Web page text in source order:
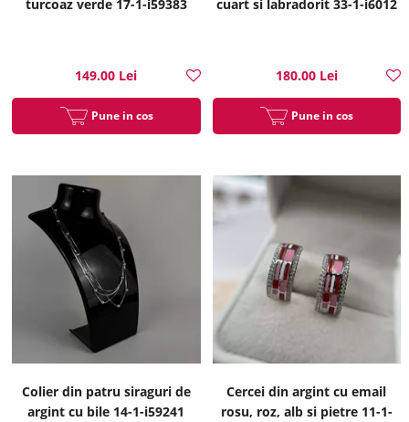
turcoaz verde 17-1-i59383
149.00 Lei
Pune in cos
cuart si labradorit 33-1-i6012
180.00 Lei
Pune in cos
Colier din patru siraguri de
argint cu bile 14-1-i59241
Cercei din argint cu email
rosu, roz, alb si pietre 11-1-